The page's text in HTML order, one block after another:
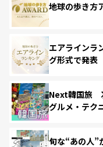
地球の歩き方
エアラインラ
グ形式で発表
Next韓国旅
グルメ・テク
旬な“あの人”